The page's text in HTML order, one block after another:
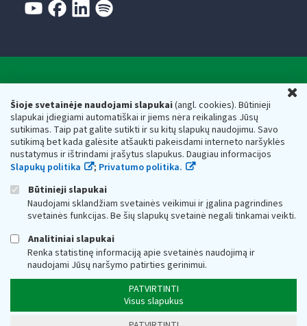
Šioje svetainėje naudojami slapukai(angl. cookies). Būtinieji
slapukai įdiegiami automatiškai ir jiems nėra reikalingas Jūsų
sutikimas. Taip pat galite sutikti ir su kitų slapukų naudojimu. Savo
sutikimą bet kada galėsite atšaukti pakeisdami interneto naršyklės
nustatymus ir ištrindami įrašytus slapukus. Daugiau informacijos
Slapukų politika
; Privatumo politika.
Būtinieji slapukai
Naudojami sklandžiam svetainės veikimui ir įgalina pagrindines
svetainės funkcijas. Be šių slapukų svetainė negali tinkamai veikti.
Analitiniai slapukai
Renka statistinę informaciją apie svetainės naudojimą ir
naudojami Jūsų naršymo patirties gerinimui.
PATVIRTINTI
Visus slapukus
Valstybinė mokesčių inspekcija prie Lietuvos
Respublikos finansų ministerijos
Biudžetinė įstaiga. Juridinio asmens kodas — 188659752,
adresas: Vasario 16-osios g. 14, 01107 Vilnius, Lietuva, el.paštas:
vmi@vmi.lt , E. pristatymo dėžutės adresas 188659752
Duomenys apie Valstybinę mokesčių inspekciją prie Lietuvos
Respublikos finansų ministerijos kaupiami ir saugomi Juridinių